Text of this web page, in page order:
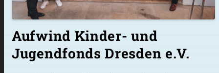
Aufwind Kinder- und
Jugendfonds Dresden e.V.